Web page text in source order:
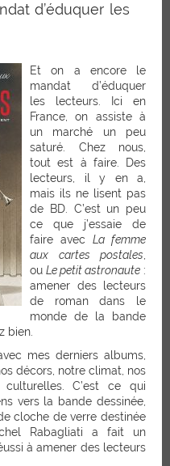
d’éduquer les
Et on a encore le
mandat d’éduquer
les lecteurs. Ici en
France, on assiste à
un marché un peu
saturé. Chez nous,
tout est à faire. Des
lecteurs, il y en a,
mais ils ne lisent pas
de BD. C’est un peu
ce que j’essaie de
faire avec La femme
aux cartes postales
ou Le petit astronaute :
amener des lecteurs
de roman dans le
monde de la bande
bien.
mes derniers albums,
décors, notre climat, nos
culturelles. C’est ce qui
vers la bande dessinée,
cloche de verre destinée
Rabagliati a fait un
à amener des lecteurs